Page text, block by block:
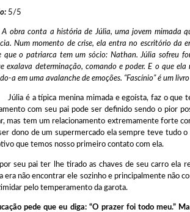
5/5
A obra conta a história de Júlia, uma jovem mimada
Num momento de crise, ela entra no escritório da
que o patriarca tem um sócio: Nathan. Júlia sofreu
exalava determinação, comando e poder. E o que
a em uma avalanche de emoções. “Fascínio” é um
a típica menina mimada e egoísta, faz o que tem
com seu pai pode ser definido sendo o pior
mas tem um relacionamento extremamente forte
dono de um supermercado ela sempre teve tudo
que temos nosso primeiro contato com ela.
seu pai ter lhe tirado as chaves de seu carro ela
era não encontrar ele sozinho e principalmente não
pelo temperamento da garota.
pede que eu diga: “O prazer foi todo meu.”